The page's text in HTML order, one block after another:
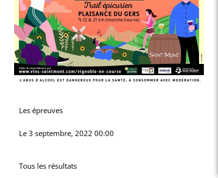
Les épreuves
Le3 septembre, 2022 00:00
Tous les résultats